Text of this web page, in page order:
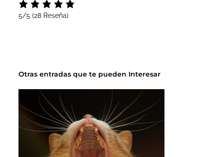
5/5 (28 Reseña)
Otras entradas que te pueden Interesar